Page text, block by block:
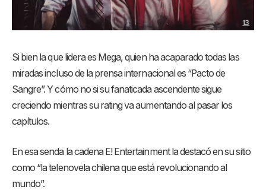
Si bien la que lidera es Mega, quien ha acaparado todas las
miradas incluso de la prensa internacional es “Pacto de
Sangre”. Y cómo no si su fanaticada ascendente sigue
creciendo mientras su rating va aumentando al pasar los
capítulos.
En esa senda la cadena E! Entertainment la destacó en su sitio
como “la telenovela chilena que está revolucionando al
mundo”.